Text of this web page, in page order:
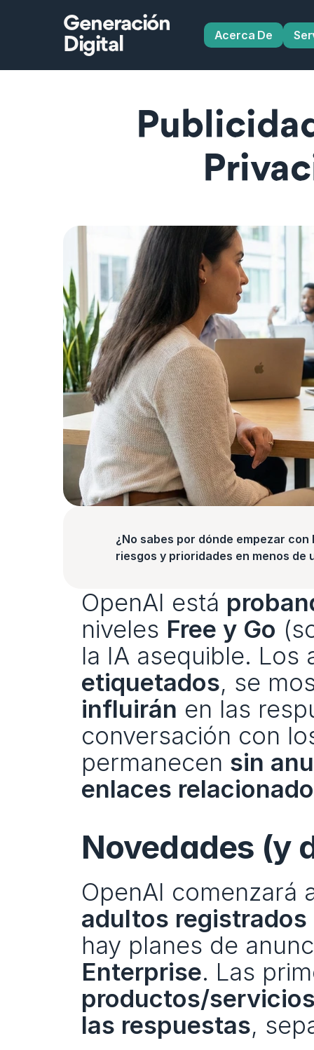
Generación
Digital
Acerca De
¿No sabes por dónde empezar
riesgos y prioridades en menos de
OpenAI está
niveles Free y Go
la IA asequible.
etiquetados, se
influirán en las
conversación con
permanecen sin
enlaces
Novedades (y
OpenAI comenzará
adultos registrados
hay planes de
Enterprise. Las
productos/
las respuestas,